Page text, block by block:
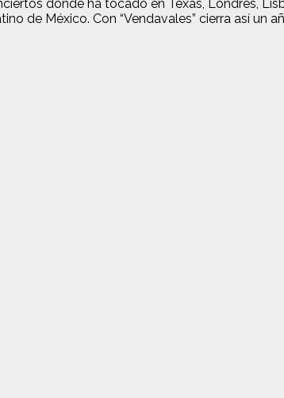
donde ha tocado en Texas, Londres,
de México. Con “Vendavales” cierra así un